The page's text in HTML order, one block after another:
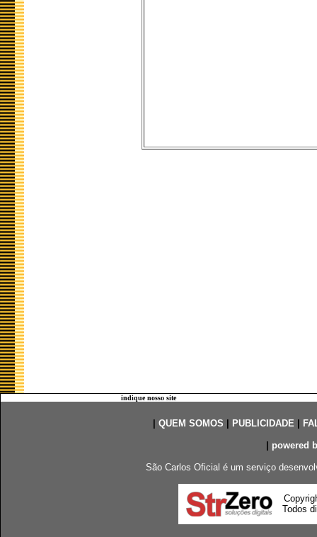
indique nosso site
QUEM SOMOS PUBLICIDADE|
powered
São Carlos Oficial é um serviço
Todos